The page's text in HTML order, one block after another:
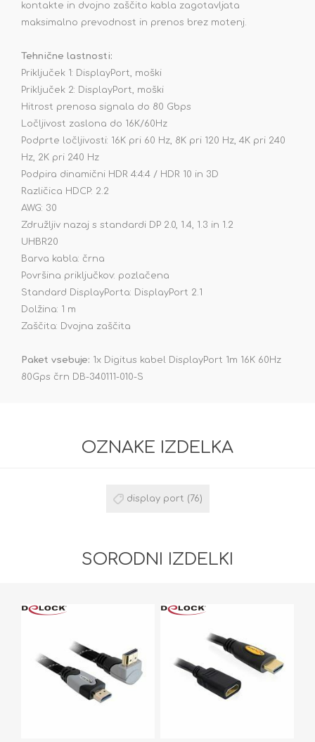
kontakte in dvojno zaščito kabla zagotavljata
maksimalno prevodnost in prenos brez motenj.
Tehnične lastnosti:
Priključek 1: DisplayPort, moški
Priključek 2: DisplayPort, moški
Hitrost prenosa signala do 80 Gbps
Ločljivost zaslona do 16K/60Hz
Podprte ločljivosti: 16K pri 60 Hz, 8K pri 120 Hz, 4K pri 240
Hz, 2K pri 240 Hz
Podpira dinamični HDR 4:4:4 / HDR 10 in 3D
Različica HDCP: 2.2
AWG: 30
Združljiv nazaj s standardi DP 2.0, 1.4, 1.3 in 1.2
UHBR20
Barva kabla: črna
Površina priključkov: pozlačena
Standard DisplayPorta: DisplayPort 2.1
Dolžina: 1 m
Zaščita: Dvojna zaščita
Paket vsebuje: 1x Digitus kabel DisplayPort 1m 16K 60Hz
80Gps črn DB-340111-010-S
OZNAKE IZDELKA
display port (76)
SORODNI IZDELKI